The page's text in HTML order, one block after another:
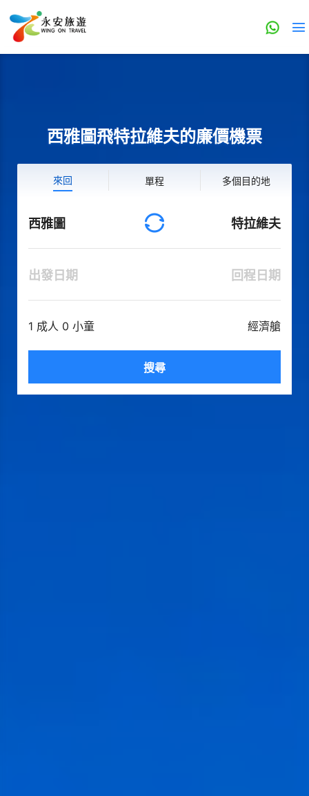
西雅圖飛特拉維夫的廉價機票
來回 單程 多個目的地
西雅圖 特拉維夫
出發日期 回程日期
1 成人 0 小童 經濟艙
搜尋